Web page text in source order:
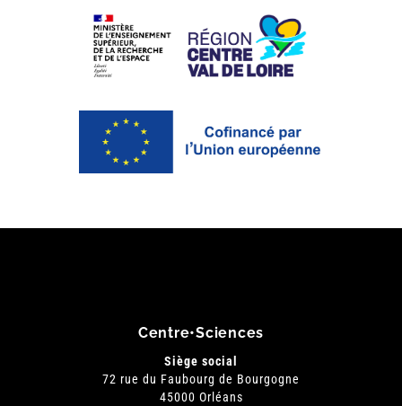
Centre•Sciences
Siège social
72 rue du Faubourg de Bourgogne
45000 Orléans